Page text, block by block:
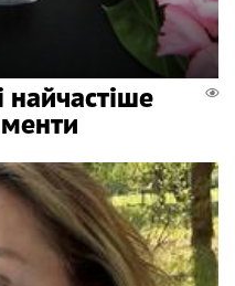
найчастіше